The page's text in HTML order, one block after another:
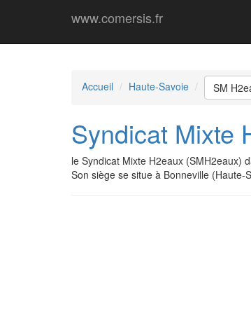
www.comersis.fr
Accueil Haute-Savoie SM
Syndicat Mixte
le Syndicat Mixte H2eaux (SMH2eaux)
Son siège se situe à Bonneville (Haute-